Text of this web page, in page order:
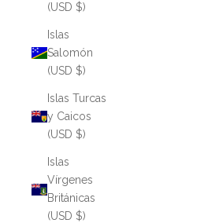
(USD $)
Islas
Salomón
(USD $)
Islas Turcas
y Caicos
(USD $)
Islas
Vírgenes
Británicas
(USD $)